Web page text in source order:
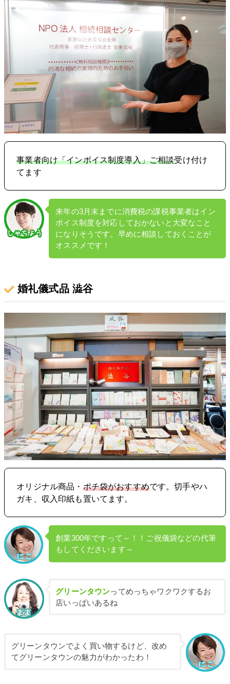
事業者向け「インボイス制度導入」ご相談受け付け
てます
来年の3月末までに消費税の課税事業者はイン
ボイス制度を対応しておかないと大変なこと
になりそうです。早めに相談しておくことが
オススメです！
婚礼儀式品 澁谷
オリジナル商品・ ポチ袋がおすすめです。切手やハ
ガキ、収入印紙も置いてます。
創業300年ですって～！！ご祝儀袋などの代筆
もしてくださいます～
グリーンタウンってめっちゃワクワクするお
店いっぱいあるね
グリーンタウンでよく買い物するけど、改め
てグリーンタウンの魅力がわかったわ！